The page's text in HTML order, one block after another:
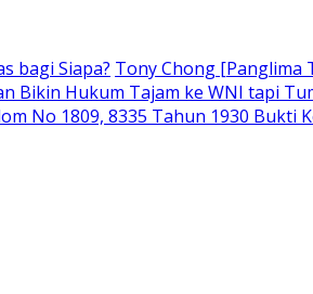
bagi Siapa? Tony Chong [Panglima
Bikin Hukum Tajam ke WNI tapi
No 1809, 8335 Tahun 1930 Bukti